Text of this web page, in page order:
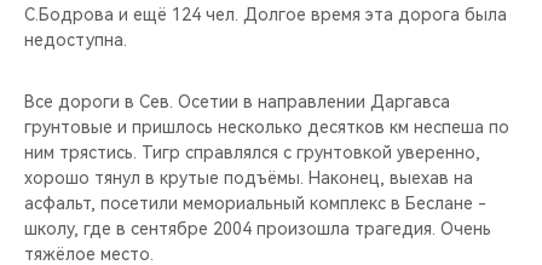
С.Бодрова и ещё 124 чел. Долгое время эта дорога была
недоступна.
Все дороги в Сев. Осетии в направлении Даргавса
грунтовые и пришлось несколько десятков км неспеша по
ним трястись. Тигр справлялся с грунтовкой уверенно,
хорошо тянул в крутые подъёмы. Наконец, выехав на
асфальт, посетили мемориальный комплекс в Беслане -
школу, где в сентябре 2004 произошла трагедия. Очень
тяжёлое место.